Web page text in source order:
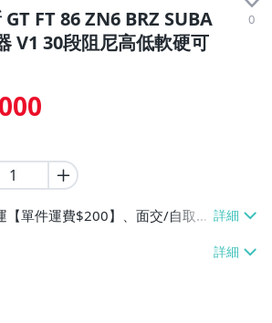
FT 86 ZN6 BRZ SUBA
V1 30段阻尼高低軟硬可
0
【單件運費$200】、面交/自取/